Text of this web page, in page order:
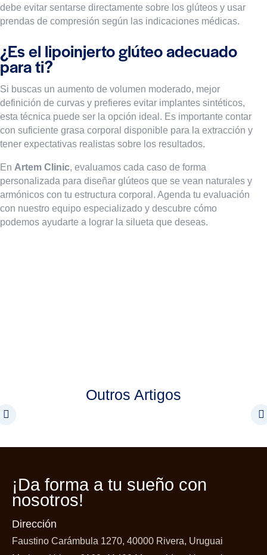
debe evitar sentarse directamente sobre los glúteos y usar
prendas de compresión según las indicaciones médicas.
¿Es el lipoinjerto glúteo adecuado
para ti?
Si buscas un aumento de volumen moderado, mejor
definición de curvas y prefieres evitar implantes sintéticos,
esta técnica puede ser la opción ideal. Es importante contar
con suficiente grasa corporal disponible para la extracción y
tener expectativas realistas sobre los resultados.
En Artem Clinic, evaluamos cada caso de forma
personalizada para diseñar glúteos que se vean naturales y
armónicos con tu estructura corporal. Agenda tu evaluación
con nuestro equipo especializado y descubre cómo
podemos ayudarte a lograr la silueta que deseas.
Outros Artigos
¡Da forma a tu sueño con
nosotros!
Dirección
Faustino Carámbula 1270, 40000 Rivera, Uruguai